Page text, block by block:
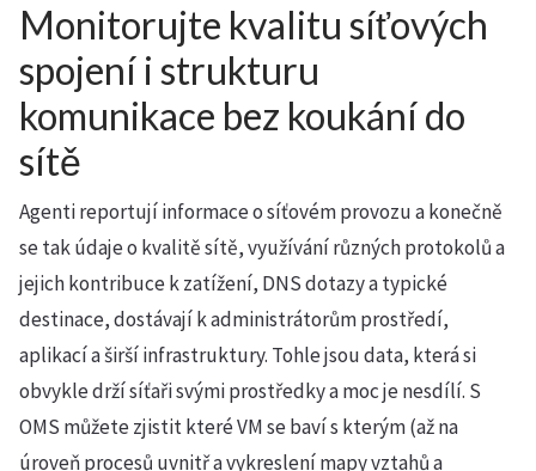
Monitorujte kvalitu síťových
spojení i strukturu
komunikace bez koukání do
sítě
Agenti reportují informace o síťovém provozu a konečně
se tak údaje o kvalitě sítě, využívání různých protokolů a
jejich kontribuce k zatížení, DNS dotazy a typické
destinace, dostávají k administrátorům prostředí,
aplikací a širší infrastruktury. Tohle jsou data, která si
obvykle drží síťaři svými prostředky a moc je nesdílí. S
OMS můžete zjistit které VM se baví s kterým (až na
úroveň procesů uvnitř a vykreslení mapy vztahů a